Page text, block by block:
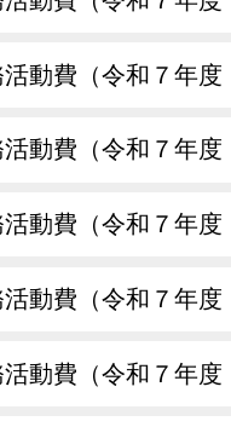
活動費（令和７年
活動費（令和７年
活動費（令和７年
活動費（令和７年
活動費（令和７年